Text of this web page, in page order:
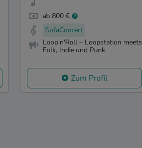
ab 800 €
SofaConcert
Loop'n'Roll – Loopstation meets
Folk, Indie und Punk
Zum Profil